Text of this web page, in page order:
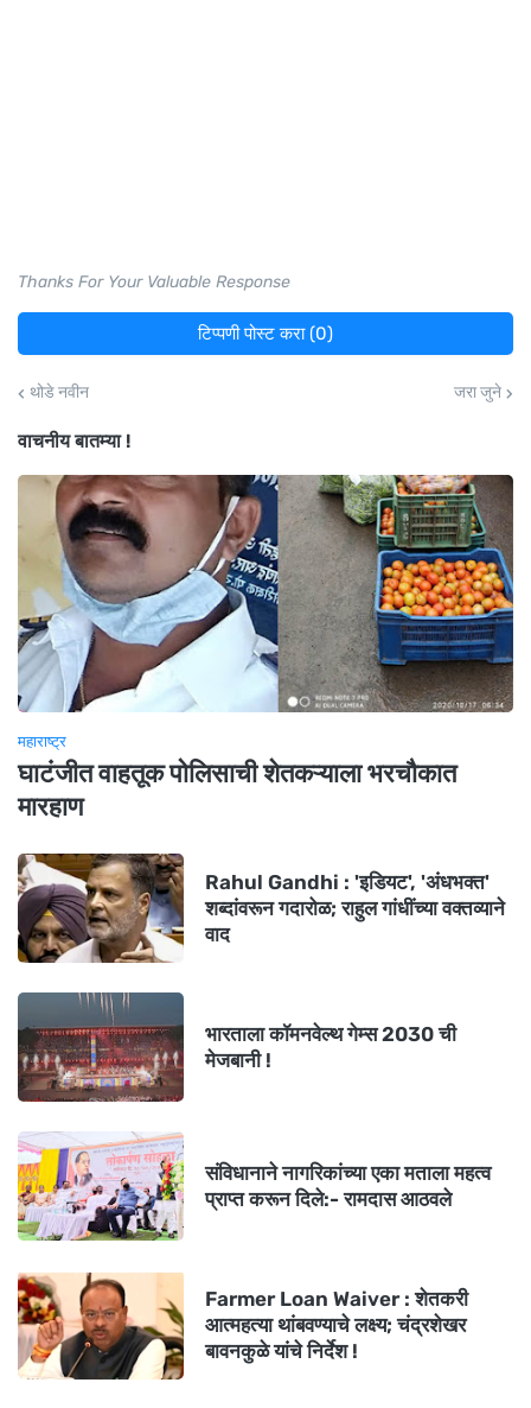
Thanks For Your Valuable Response
टिप्पणी पोस्ट करा (0)
थोडे नवीन जरा जुने
वाचनीय बातम्या !
महाराष्ट्र
घाटंजीत वाहतूक पोलिसाची शेतकऱ्याला भरचौकात
मारहाण
Rahul Gandhi : 'इडियट', 'अंधभक्त'
शब्दांवरून गदारोळ; राहुल गांधींच्या वक्तव्याने
वाद
भारताला कॉमनवेल्थ गेम्स 2030 ची
मेजबानी !
संविधानाने नागरिकांच्या एका मताला महत्व
प्राप्त करून दिले:- रामदास आठवले
Farmer Loan Waiver : शेतकरी
आत्महत्या थांबवण्याचे लक्ष्य; चंद्रशेखर
बावनकुळे यांचे निर्देश !